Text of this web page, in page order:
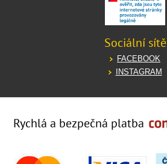
Sociální sítě
FACEBOOK
INSTAGRAM
Rychlá a bezpečná platba